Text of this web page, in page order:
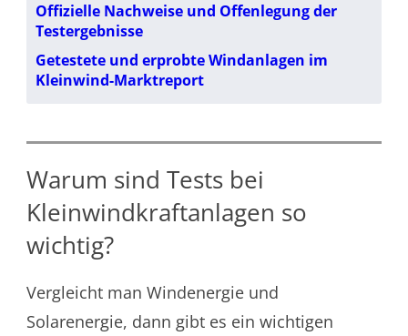
Offizielle Nachweise und Offenlegung der
Testergebnisse
Getestete und erprobte Windanlagen im
Kleinwind-Marktreport
Warum sind Tests bei
Kleinwindkraftanlagen so
wichtig?
Vergleicht man Windenergie und
Solarenergie, dann gibt es ein wichtigen